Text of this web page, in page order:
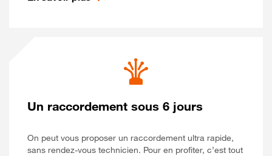
Un raccordement sous 6 jours
On peut vous proposer un raccordement ultra rapide,
sans rendez-vous technicien. Pour en profiter, c’est tout